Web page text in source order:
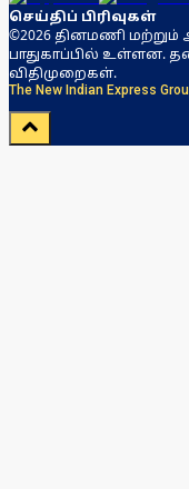
செய்திப் பிரிவுகள்
©2026 தினமணி
பாதுகாப்பில் உள்ளன.
விதிமுறைகள்.
The New Indian Express